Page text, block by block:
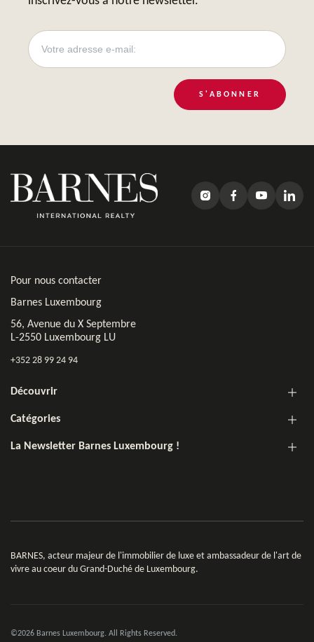
S'ABONNER
Pour nous contacter
Barnes Luxembourg
56, Avenue du X Septembre
L-2550 Luxembourg LU
+352 28 99 24 94
Découvrir
Catégories
La Newsletter Barnes Luxembourg !
BARNES, acteur majeur de l'immobilier de luxe et ambassadeur de l'art de
vivre au coeur du Grand-Duché de Luxembourg.
©2026 Barnes Luxembourg. All Rights Reserved.